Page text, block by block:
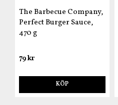
The Barbecue Company,
Perfect Burger Sauce,
470 g
79 kr
KÖP